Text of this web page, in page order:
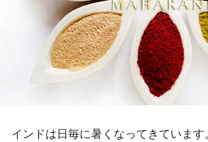
インドは日毎に暑くなってきていま